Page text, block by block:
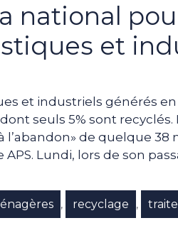
national
et
et industriels générés
seuls 5% sont recyclés.
de quelque 38
Lundi, lors de son
, recyclage ,